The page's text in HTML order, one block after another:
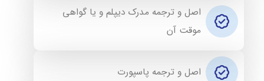
اصل و ترجمه مدرک دیپلم و یا گواهی
موقت آن
اصل و ترجمه پاسپورت